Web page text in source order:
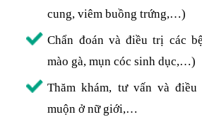
cung, viêm buồng trứng,…)
Chẩn đoán và điều trị các
mào gà, mụn cóc sinh dục,…)
Thăm khám, tư vấn và
muộn ở nữ giới,…